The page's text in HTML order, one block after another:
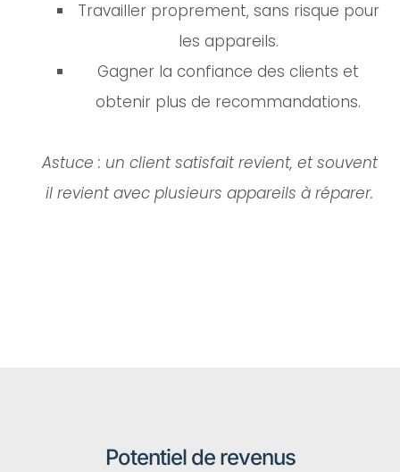
Travailler proprement, sans risque pour
les appareils.
Gagner la confiance des clients et
obtenir plus de recommandations.
Astuce : un client satisfait revient, et souvent
il revient avec plusieurs appareils à réparer.
Potentiel de revenus